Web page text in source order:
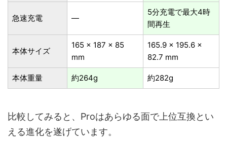
急速充電 —
5分充電で最⼤4時
間再生
本体サイズ
165 × 187 × 85
mm
165.9 × 195.6 ×
82.7 mm
本体重量 約264g 約282g
比較してみると、Proはあらゆる面で上位互換とい
える進化を遂げています。